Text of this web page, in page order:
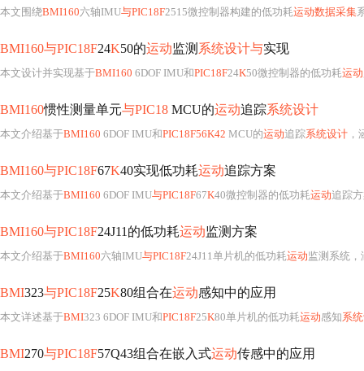
本文围绕BMI160六轴IMU与PIC18F2515微控制器构建的低功耗运动数据采集系
BMI160与PIC18F24K50的运动监测 系统设计与实现
本文设计并实现基于BMI160 6DOF IMU和PIC18F24K50微控制器的低功耗运动
BMI160惯性测量单元与PIC18 MCU的运动追踪系统设计
本文介绍基于BMI160 6DOF IMU和PIC18F56K42 MCU的运动追踪系统设计 ，涵
BMI160与PIC18F67K40实现低功耗运动追踪方案
本文介绍基于BMI160 6DOF IMU与PIC18F67K40微控制器的低功耗运动追踪
BMI160与PIC18F24J11的低功耗运动监测方案
本文介绍基于BMI160六轴IMU与PIC18F24J11单片机的低功耗运动监测系统，涵盖
BMI323与PIC18F25K80组合在运动感知中的应用
本文详述基于BMI323 6DOF IMU和PIC18F25K80单片机的低功耗运动感知系
BMI270与PIC18F57Q43组合在嵌入式运动传感中的应用